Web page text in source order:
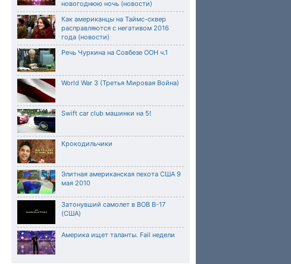
новогоднюю ночь (новости)
Как американцы на Таймс-сквер
расправляются с негативом 2016
года (новости)
Речь Чуркина на Совбезе ООН ч.1
World War 3 (Третья Мировая Война)
Swift car club машинки на 5!
Крокодильчики
Элитная американская пехота США 9
мая 2010
Затонувший самолет в ВОВ B-17
(США)
Америка ищет таланты. Fail недели